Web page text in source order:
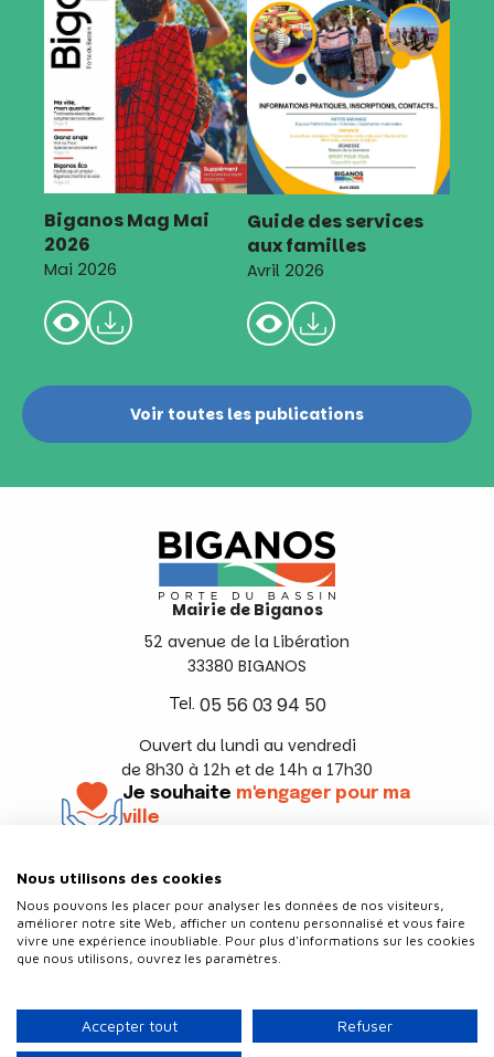
Biganos Mag Mai
2026
Mai 2026
Guide des services
aux familles
Avril 2026
Voir toutes les publications
Mairie de Biganos
52 avenue de la Libération
33380 BIGANOS
Tel. 05 56 03 94 50
Ouvert du lundi au vendredi
de 8h30 à 12h et de 14h a 17h30
Je souhaite m'engager pour ma
ville
Suivez-nous
Politique de confidentialité
Plan du site
Nous utilisons des cookies
Nous pouvons les placer pour analyser les données de nos visiteurs,
améliorer notre site Web, afficher un contenu personnalisé et vous faire
vivre une expérience inoubliable. Pour plus d'informations sur les cookies
que nous utilisons, ouvrez les paramètres.
Accepter tout Refuser